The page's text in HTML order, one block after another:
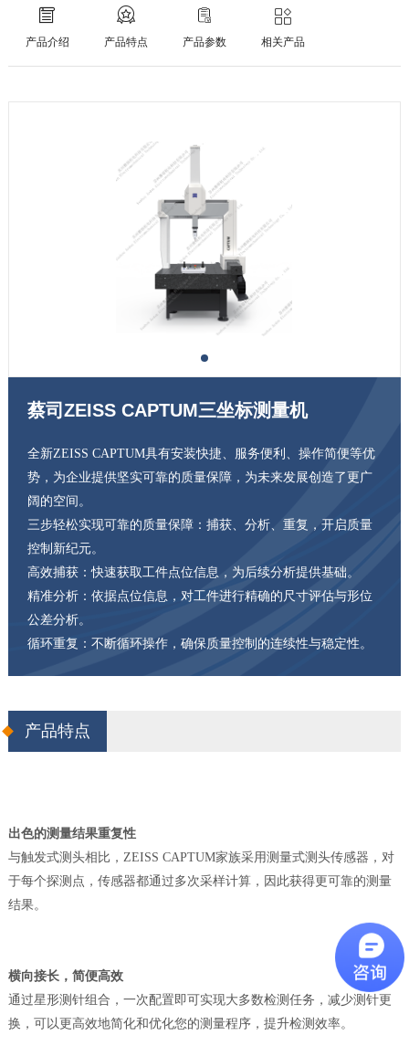
产品介绍 产品特点 产品参数 相关产品
蔡司ZEISS CAPTUM三坐标测量机
全新ZEISS CAPTUM具有安装快捷、服务便利、操作简便等优
势，为企业提供坚实可靠的质量保障，为未来发展创造了更广
阔的空间。
三步轻松实现可靠的质量保障：捕获、分析、重复，开启质量
控制新纪元。
高效捕获：快速获取工件点位信息，为后续分析提供基础。
精准分析：依据点位信息，对工件进行精确的尺寸评估与形位
公差分析。
循环重复：不断循环操作，确保质量控制的连续性与稳定性。
产品特点
出色的测量结果重复性
与触发式测头相比， ZEISS CAPTUM家族采用测量式测头传感器，对
于每个探测点，传感器都通过多次采样计算，因此获得更可靠的测量
结果。
横向接长，简便高效
通过星形测针组合，一次配置即可实现大多数检测任务，减少测针更
换，可以更高效地简化和优化您的测量程序，提升检测效率。